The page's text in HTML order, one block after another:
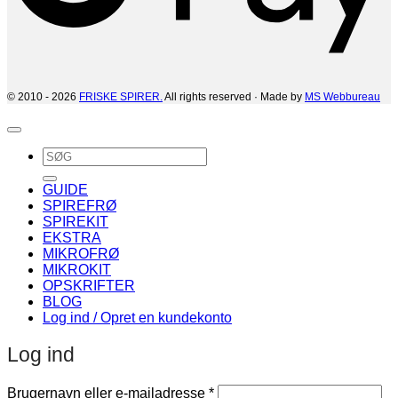
© 2010 - 2026 FRISKE SPIRER. All rights reserved · Made by MS Webbureau
Søg
efter:
GUIDE
SPIREFRØ
SPIREKIT
EKSTRA
MIKROFRØ
MIKROKIT
OPSKRIFTER
BLOG
Log ind / Opret en kundekonto
Log ind
Brugernavn eller e-mailadresse *Påkrævet